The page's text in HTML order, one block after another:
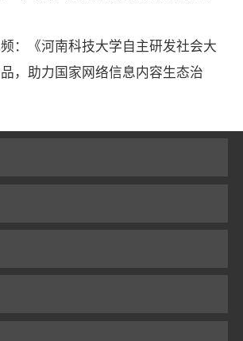
：《河南科技大学自主研发社会大
，助力国家网络信息内容生态治